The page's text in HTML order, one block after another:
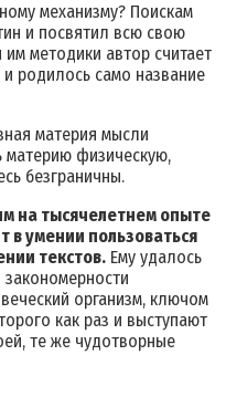
механизму? Поискам
и посвятил всю свою
методики автор считает
родилось само название
материя мысли
материю физическую,
безграничны.
на тысячелетнем опыте
в умении пользоваться
текстов. Ему удалось
организм, ключом
как раз и выступают
те же чудотворные